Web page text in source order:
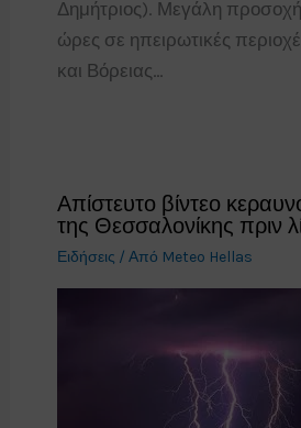
Δημήτριος). Μεγάλη προσοχή
ώρες σε ηπειρωτικές
και Βόρειας…
Απίστευτο βίντεο
της Θεσσαλονίκης πριν
Ειδήσεις / Από Meteo Hellas